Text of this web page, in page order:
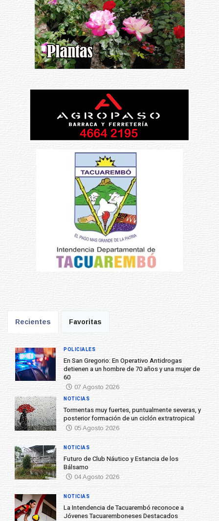
Recientes Favoritas
En San Gregorio: En Operativo Antidrogas
detienen a un hombre de 70 años y una mujer de
60
07 Agosto 2026
POLICIALES
Tormentas muy fuertes, puntualmente severas, y
posterior formación de un ciclón extratropical
05 Agosto 2026
NOTICIAS
Futuro de Club Náutico y Estancia de los
Bálsamo
04 Agosto 2026
NOTICIAS
La Intendencia de Tacuarembó reconoce a
Jóvenes Tacuaremboneses Destacados
NOTICIAS